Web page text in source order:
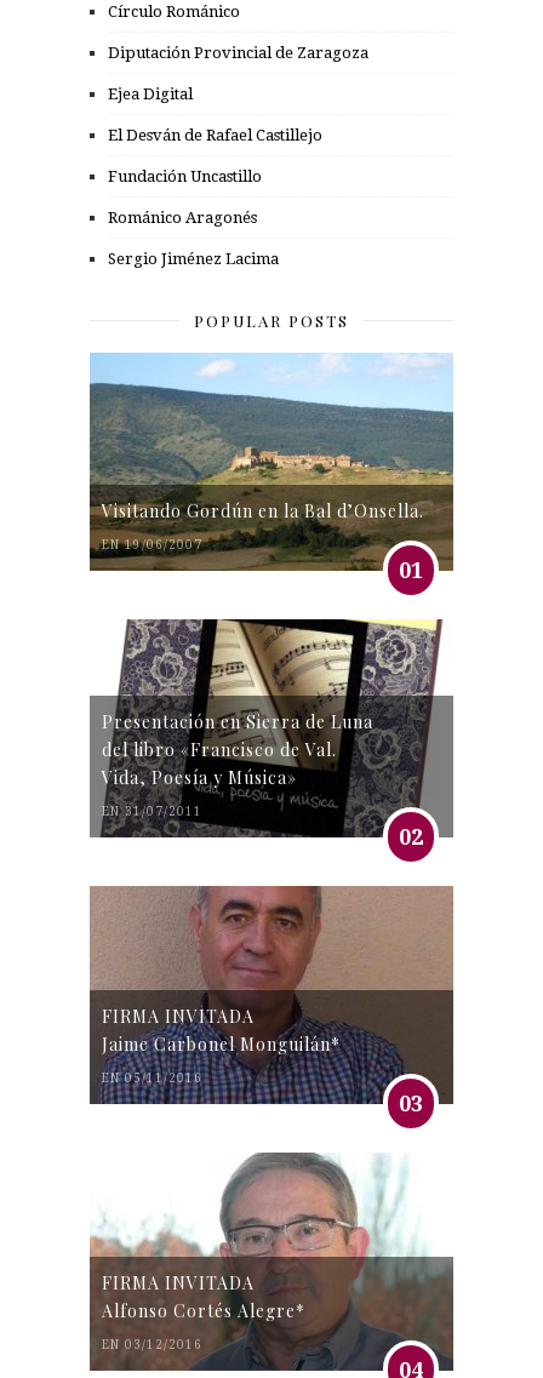
Círculo Románico
Diputación Provincial de Zaragoza
Ejea Digital
El Desván de Rafael Castillejo
Fundación Uncastillo
Románico Aragonés
Sergio Jiménez Lacima
POPULAR POSTS
Visitando Gordún en la Bal d’Onsella.
EN 19/06/2007
01
Presentación en Sierra de Luna
del libro «Francisco de Val.
Vida, Poesía y Música»
EN 31/07/2011
02
FIRMA INVITADA
Jaime Carbonel Monguilán*
EN 05/11/2016
03
FIRMA INVITADA
Alfonso Cortés Alegre*
EN 03/12/2016
04